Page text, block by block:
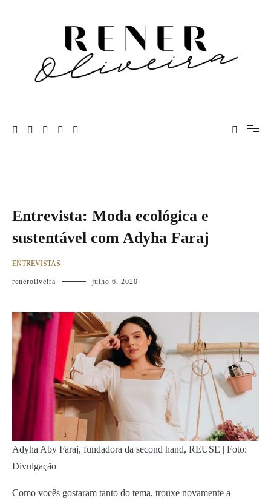
Entrevista: Moda ecológica e
sustentável com Adyha Faraj
ENTREVISTAS
reneroliveira julho 6, 2020
Adyha Aby Faraj, fundadora da second hand, REUSE | Foto:
Divulgação
Como vocês gostaram tanto do tema, trouxe novamente a